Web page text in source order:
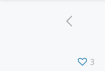
3